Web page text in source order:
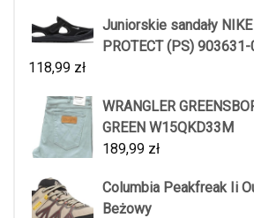
Juniorskie sandały NIKE
PROTECT (PS)
118,99 zł
WRANGLER
GREEN W15QKD33M
189,99 zł
Columbia Peakfreak Ii
Beżowy